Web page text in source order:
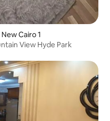
Cairo 1
View Hyde Park